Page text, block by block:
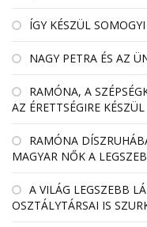
ÍGY KÉSZÜL
NAGY PETRA ÉS AZ
RAMÓNA, A
AZ ÉRETTSÉGIRE KÉSZÜL
RAMÓNA
MAGYAR NŐK A
A VILÁG LEGSZEBB
OSZTÁLYTÁRSAI IS